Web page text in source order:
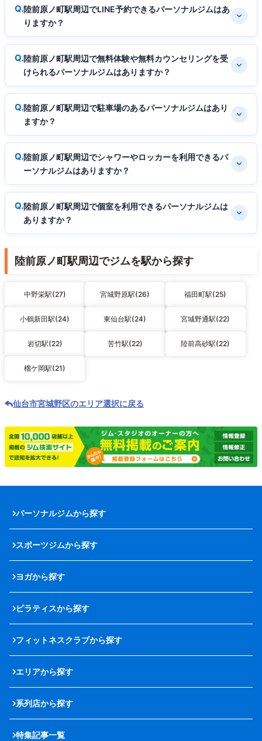
陸前原ノ町駅周辺でLINE予約できるパーソナルジムはあ
りますか？
陸前原ノ町駅周辺で無料体験や無料カウンセリングを受
けられるパーソナルジムはありますか？
陸前原ノ町駅周辺で駐車場のあるパーソナルジムはあり
ますか？
陸前原ノ町駅周辺でシャワーやロッカーを利用できるパ
ーソナルジムはありますか？
陸前原ノ町駅周辺で個室を利用できるパーソナルジムは
ありますか？
陸前原ノ町駅周辺でジムを駅から探す
中野栄駅(27) 宮城野原駅(26) 福田町駅(25)
小鶴新田駅(24) 東仙台駅(24) 宮城野通駅(22)
岩切駅(22) 苦竹駅(22) 陸前高砂駅(22)
榴ケ岡駅(21)
仙台市宮城野区のエリア選択に戻る
パーソナルジムから探す
スポーツジムから探す
ヨガから探す
ピラティスから探す
フィットネスクラブから探す
エリアから探す
系列店から探す
特集記事一覧